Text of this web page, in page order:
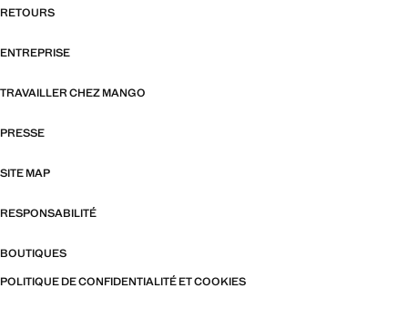
RETOURS
ENTREPRISE
TRAVAILLER CHEZ MANGO
PRESSE
SITE MAP
RESPONSABILITÉ
BOUTIQUES
POLITIQUE DE CONFIDENTIALITÉ ET COOKIES